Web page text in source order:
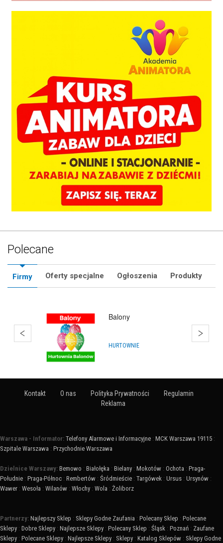
Polecane
Firmy Oferty specjalne Ogłoszenia Produkty
Hurtownia Balonów
HURTOWNIE
Kontakt O nas Polityka Prywatności
Regulamin
Reklama
Warszawa - Informator: Telefony Alarmowe i Informacyjne : MCK Warszawa 19115 :
Szpitale Warszawa : Przychodnie Warszawa
Dzielnice Warszawy: Bemowo : Białołęka : Bielany : Mokotów : Ochota : Praga-
Południe : Praga-Północ : Rembertów : Śródmieście : Targówek : Ursus : Ursynów :
Wawer : Wesoła : Wilanów : Włochy : Wola : Żoliborz
Partnerzy: Najlepszy Sklep : Sklepy Godne Zaufania : Polecany Sklep : Polecane
Sklepy : Dobre Sklepy : Najlepsze Sklepy : Polecany Sklep : Śląsk : Poznań : Zaufane
Sklepy : Polecane Sklepy : Najlepsze Sklepy : Sklepy : Katalog Sklepów : Sklepy Godne